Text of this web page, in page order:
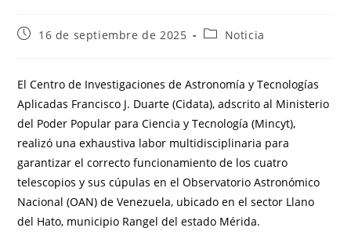
16 de septiembre de 2025 Noticia
El Centro de Investigaciones de Astronomía y Tecnologías
Aplicadas Francisco J. Duarte (Cidata), adscrito al Ministerio
del Poder Popular para Ciencia y Tecnología (Mincyt),
realizó una exhaustiva labor multidisciplinaria para
garantizar el correcto funcionamiento de los cuatro
telescopios y sus cúpulas en el Observatorio Astronómico
Nacional (OAN) de Venezuela, ubicado en el sector Llano
del Hato, municipio Rangel del estado Mérida.